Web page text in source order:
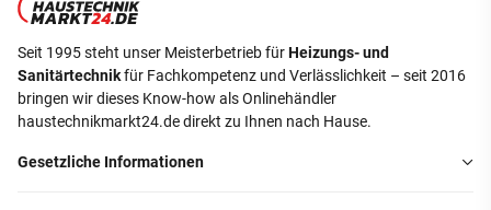
Seit 1995 steht unser Meisterbetrieb fürHeizungs- und
Sanitärtechnikfür Fachkompetenz und Verlässlichkeit – seit 2016
bringen wir dieses Know-how als Onlinehändler
haustechnikmarkt24.de direkt zu Ihnen nach Hause.
Gesetzliche Informationen